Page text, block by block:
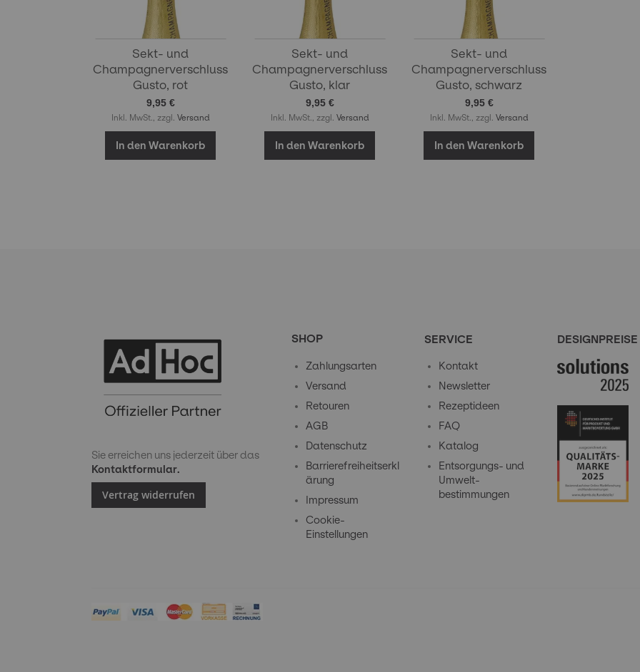
Sekt- und
Champagnerverschluss
Gusto, rot
9,95 €
Inkl. MwSt., zzgl. Versand
In den Warenkorb
Sekt- und
Champagnerverschluss
Gusto, klar
9,95 €
Inkl. MwSt., zzgl. Versand
In den Warenkorb
Sekt- und
Champagnerverschluss
Gusto, schwarz
9,95 €
Inkl. MwSt., zzgl. Versand
In den Warenkorb
Sie erreichen uns jederzeit über das
Kontaktformular.
Vertrag widerrufen
SHOP
Zahlungsarten
Versand
Retouren
AGB
Datenschutz
Barrierefreiheitserkl
ärung
Impressum
Cookie-
Einstellungen
SERVICE
Kontakt
Newsletter
Rezeptideen
FAQ
Katalog
Entsorgungs- und
Umwelt-
bestimmungen
DESIGNPREISE